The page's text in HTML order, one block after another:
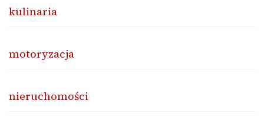
kulinaria
motoryzacja
nieruchomości